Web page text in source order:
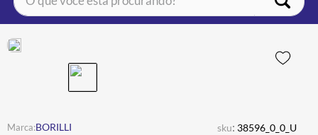
BORILLI sku: 38596_0_0_U
BOTA
4º ÓCULOS SOLAR